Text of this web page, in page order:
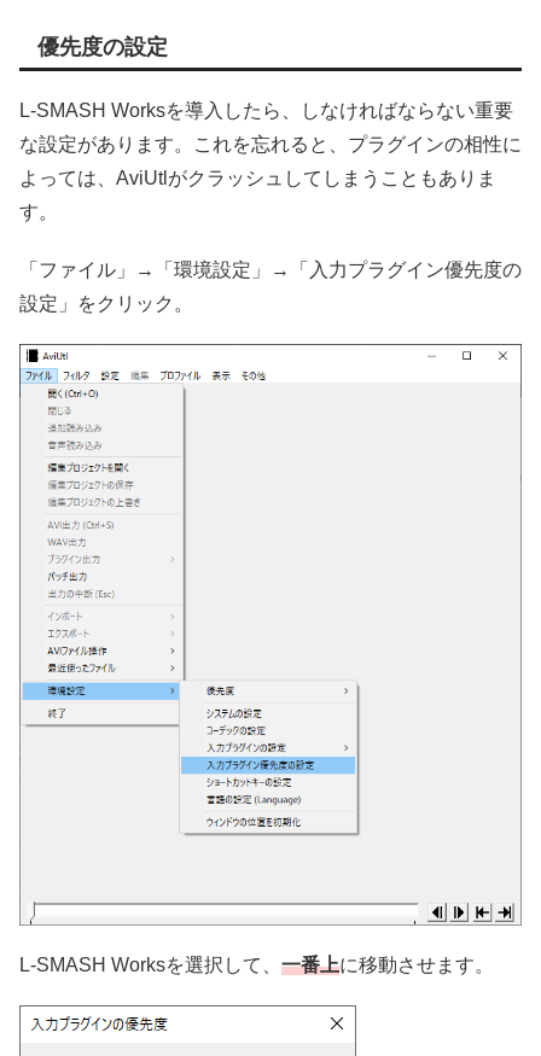
優先度の設定
L-SMASH Worksを導入したら、しなければならない重要
な設定があります。これを忘れると、プラグインの相性に
よっては、AviUtlがクラッシュしてしまうこともありま
す。
「ファイル」→「環境設定」→「入力プラグイン優先度の
設定」をクリック。
L-SMASH Worksを選択して、 一番上に移動させます。